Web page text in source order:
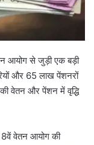
आयोग से जुड़ी एक बड़ी
और 65 लाख पेंशनरों
वेतन और पेंशन में वृद्धि
वेतन आयोग की